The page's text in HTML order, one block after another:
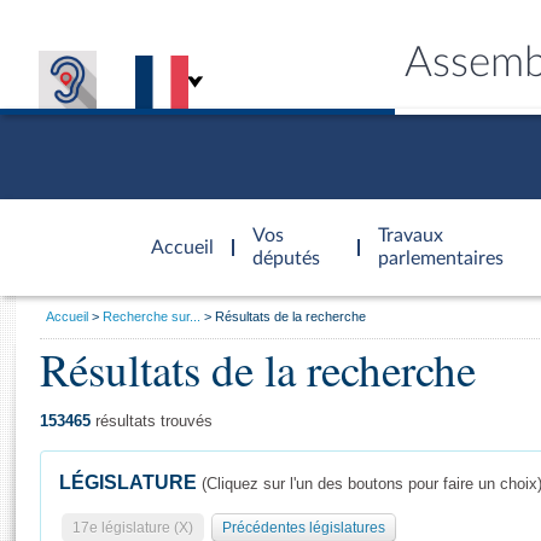
Accueil
d'accueil
Vos
députés
Travaux
parlementaires
Général
Vous
Accueil Recherche sur... Résultats de la recherche
Résultats de la recherche
153465 résultats trouvés
LÉGISLATURE (Cliquez sur l'un des boutons pour faire un choix)
17e législature (X) Précédentes législatures